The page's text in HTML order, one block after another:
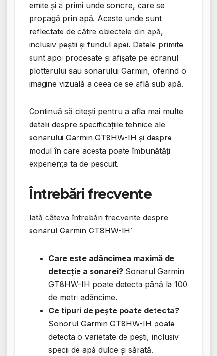
emite și a primi unde sonore, care se
propagă prin apă. Aceste unde sunt
reflectate de către obiectele din apă,
inclusiv peștii și fundul apei. Datele primite
sunt apoi procesate și afișate pe ecranul
plotterului sau sonarului Garmin, oferind o
imagine vizuală a ceea ce se află sub apă.
Continuă să citești pentru a afla mai multe
detalii despre specificațiile tehnice ale
sonarului Garmin GT8HW-IH și despre
modul în care acesta poate îmbunătăți
experiența ta de pescuit.
Întrebări frecvente
Iată câteva întrebări frecvente despre
sonarul Garmin GT8HW-IH:
Care este adâncimea maximă de
detecție a sonarei? Sonarul Garmin
GT8HW-IH poate detecta până la 100
de metri adâncime.
Ce tipuri de pește poate detecta?
Sonorul Garmin GT8HW-IH poate
detecta o varietate de pești, inclusiv
specii de apă dulce și sărată.